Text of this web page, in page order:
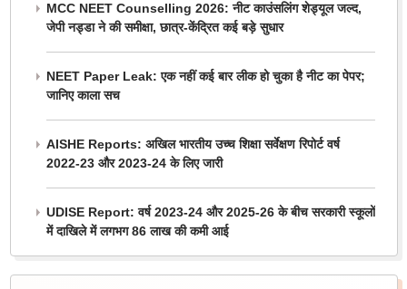
MCC NEET Counselling 2026: नीट काउंसलिंग शेड्यूल जल्द,
जेपी नड्डा ने की समीक्षा, छात्र-केंद्रित कई बड़े सुधार
NEET Paper Leak: एक नहीं कई बार लीक हो चुका है नीट का पेपर;
जानिए काला सच
AISHE Reports: अखिल भारतीय उच्च शिक्षा सर्वेक्षण रिपोर्ट वर्ष
2022-23 और 2023-24 के लिए जारी
UDISE Report: वर्ष 2023-24 और 2025-26 के बीच सरकारी स्कूलों
में दाखिले में लगभग 86 लाख की कमी आई